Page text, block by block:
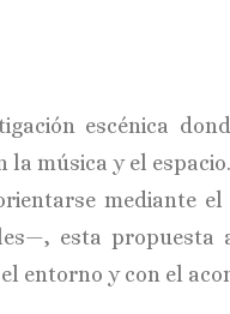
escénica
música y el
mediante
esta propuesta
entorno y con el